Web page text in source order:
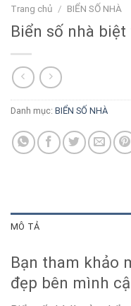
Trang chủ / BIỂN SỐ NHÀ
Biển số nhà
Danh mục: BIỂN SỐ NHÀ
MÔ TẢ
Bạn tham khảo
đẹp bên mình